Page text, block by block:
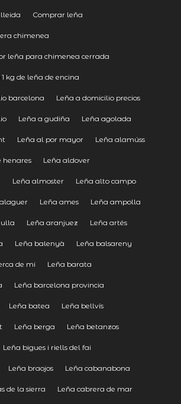
Comprar leña
chimenea
leña para chimenea cerrada
kg de leña de encina
barcelona Leña a domicilio precios
Leña a gudiña Leña agolada
Leña al por mayor Leña alamúss
henares Leña aldover
Leña almoster Leña alto campo
Leña ames Leña ampolla
ulla Leña aranjuez Leña artés
Leña balenyà Leña balsareny
de mi Leña barata
Leña barcelona provincia
Leña batea Leña bellvís
Leña berga Leña betanzos
Leña bigues i riells del fai
Leña braojos Leña cabanabona
de la sierra Leña cabrera de mar